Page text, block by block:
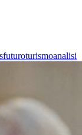
futuroturismoanalisi